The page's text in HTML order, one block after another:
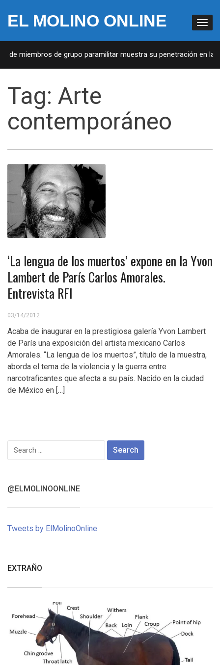
EL MOLINO ONLINE
de miembros de grupo paramilitar muestra su penetración en la
Tag: Arte
contemporáneo
‘La lengua de los muertos’ expone en la Yvon
Lambert de París Carlos Amorales.
Entrevista RFI
03/14/2012
Acaba de inaugurar en la prestigiosa galería Yvon Lambert
de París una exposición del artista mexicano Carlos
Amorales. “La lengua de los muertos”, título de la muestra,
aborda el tema de la violencia y la guerra entre
narcotraficantes que afecta a su país. Nacido en la ciudad
de México en […]
Search
for:
@ELMOLINOONLINE
Tweets by ElMolinoOnline
EXTRAÑO